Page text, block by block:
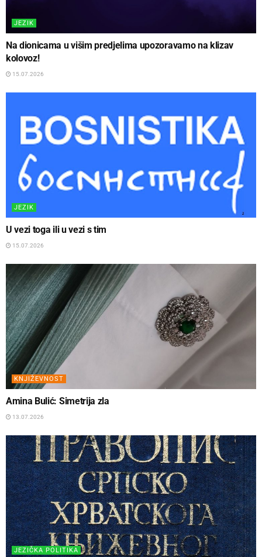
JEZIK
Na dionicama u višim predjelima upozoravamo na klizav
kolovoz!
15.07.2026
JEZIK
U vezi toga ili u vezi s tim
15.07.2026
KNJIŽEVNOST
Amina Bulić: Simetrija zla
13.07.2026
JEZIČKA POLITIKA